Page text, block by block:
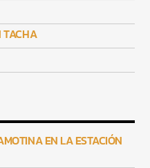
TACHA
EN LA ESTACIÓN